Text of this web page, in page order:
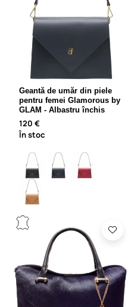
Geantă de umăr din piele
pentru femei Glamorous by
GLAM - Albastru închis
120 €
În stoc